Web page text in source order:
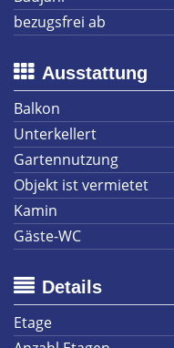
bezugsfrei ab
Ausstattung
Balkon
Unterkellert
Gartennutzung
Objekt ist vermietet
Kamin
Gäste-WC
Details
Etage